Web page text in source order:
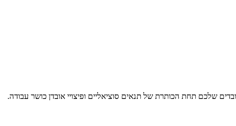
שלכם תחת הכותרת של תנאים סוציאליים ופיצויי אובדן כושר עבודה.